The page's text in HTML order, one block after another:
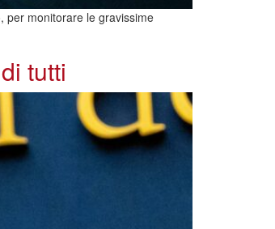
per monitorare le gravissime
tutti